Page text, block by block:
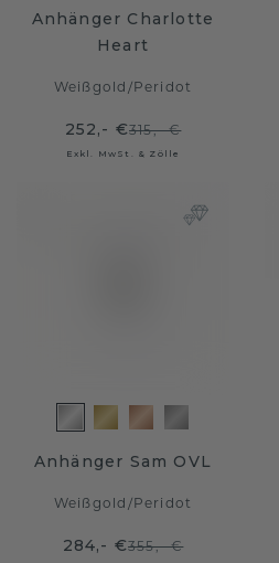
Anhänger Charlotte
Heart
Weißgold /Peridot
252,- €315,- €
Exkl. MwSt. & Zölle
Anhänger Sam OVL
Weißgold /Peridot
284,- €355,- €